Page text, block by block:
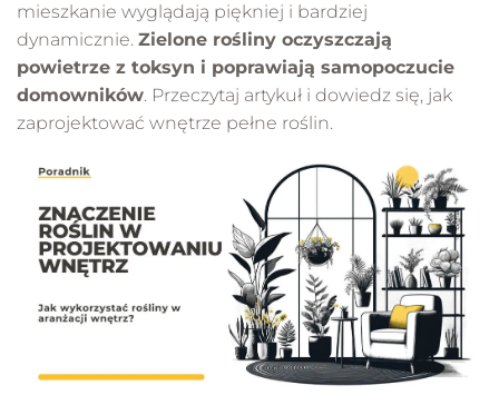
mieszkanie wyglądają piękniej i bardziej
dynamicznie. Zielone rośliny oczyszczają
powietrze z toksyn i poprawiają samopoczucie
domowników. Przeczytaj artykuł i dowiedz się, jak
zaprojektować wnętrze pełne roślin.